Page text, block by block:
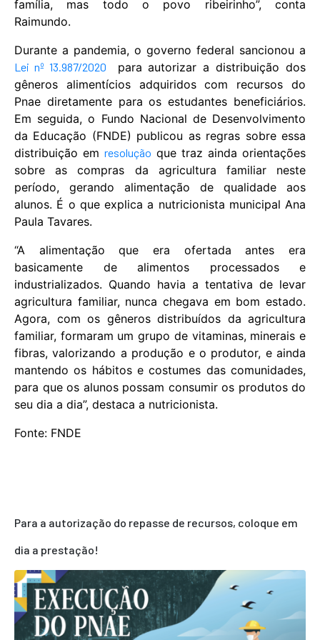
família, mas todo o povo ribeirinho”, conta
Raimundo.
Durante a pandemia, o governo federal sancionou a
Lei nº 13.987/2020
para autorizar a distribuição dos
gêneros alimentícios adquiridos com recursos do
Pnae diretamente para os estudantes beneficiários.
Em seguida, o Fundo Nacional de Desenvolvimento
da Educação (FNDE) publicou as regras sobre essa
distribuição em resolução que traz ainda orientações
sobre as compras da agricultura familiar neste
período, gerando alimentação de qualidade aos
alunos. É o que explica a nutricionista municipal Ana
Paula Tavares.
“A alimentação que era ofertada antes era
basicamente de alimentos processados e
industrializados. Quando havia a tentativa de levar
agricultura familiar, nunca chegava em bom estado.
Agora, com os gêneros distribuídos da agricultura
familiar, formaram um grupo de vitaminas, minerais e
fibras, valorizando a produção e o produtor, e ainda
mantendo os hábitos e costumes das comunidades,
para que os alunos possam consumir os produtos do
seu dia a dia”, destaca a nutricionista.
Fonte: FNDE
Para a autorização do repasse de recursos, coloque em
dia a prestação!